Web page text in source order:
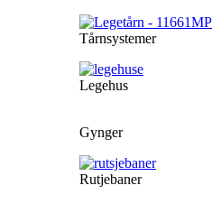
Tårnsystemer
Legehus
Gynger
Rutjebaner